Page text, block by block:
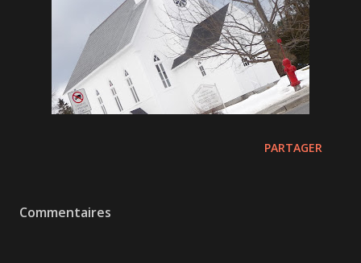
PARTAGER
Commentaires